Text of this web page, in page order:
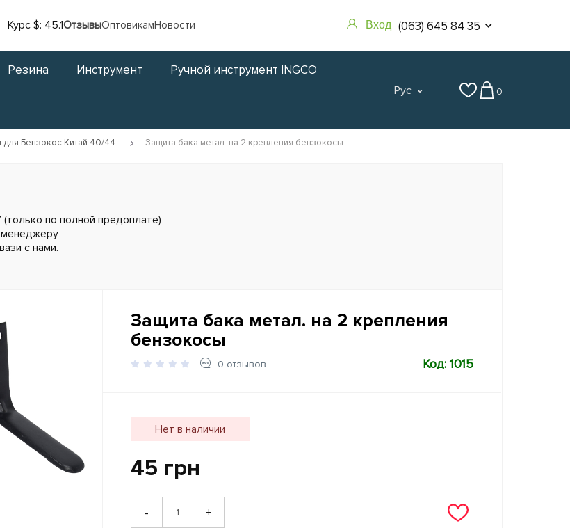
Курс $: 45.1ОтзывыОптовикамНовости Вход (063) 645 84 35
Резина Инструмент Ручной инструмент INGCO
Рус 0
для Бензокос Китай 40/44 Защита бака метал. на 2 крепления бензокосы
по полной предоплате)
с нами.
Защита бака метал. на 2 крепления
бензокосы
0 отзывов Код: 1015
Нет в наличии
45 грн
- +